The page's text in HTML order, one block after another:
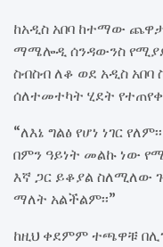
ከአዲስ አበባ ከተማው
ማሜሎዲ ሰንዳውንስ
ስብስብ ለቆ ወደ አዲስ አበባ
ሰለተመተካት ሂደት
“ለእኔ ግልፅ የሆነ ነገር
በምን ዓይነት መልኩ ነው
እኛ ጋር ይቆያል ስለሚለው
ማለት አልችልም፡፡”
ከዚህ ቀደምም ተጫዋቹ